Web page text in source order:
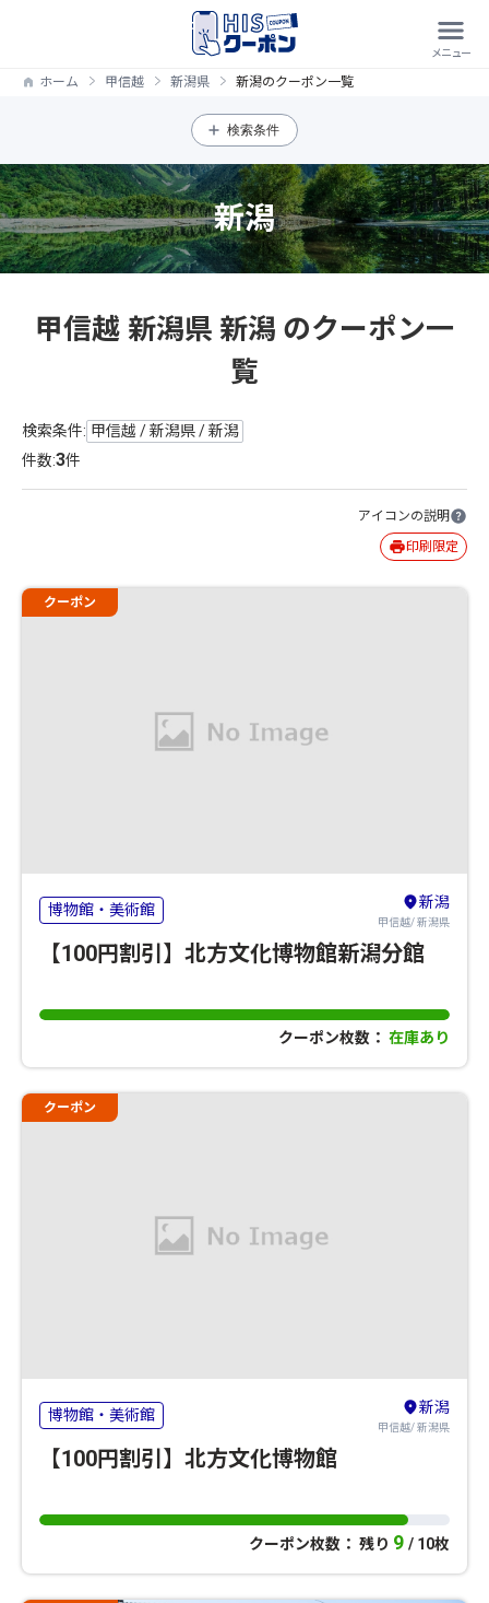
ホーム 甲信越 新潟県 新潟のクーポン一覧
検索条件
新潟
甲信越 新潟県 新潟 のクーポン一
覧
検索条件: 甲信越 / 新潟県 / 新潟
件数:3件
アイコンの説明
印刷限定
クーポン
博物館・美術館 新潟
甲信越/ 新潟県
【100円割引】北方文化博物館新潟分館
クーポン枚数： 在庫あり
クーポン
博物館・美術館 新潟
甲信越/ 新潟県
【100円割引】北方文化博物館
クーポン枚数： 残り 9 / 10枚